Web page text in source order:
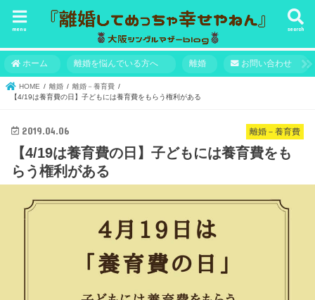
search
menu
ホーム 離婚を悩んでいる方へ 離婚 お問い合わせ
HOME 離婚
離婚－養育費
【4/19は養育費の日】子どもには養育費をもらう権利がある
離婚－養育費
2019.04.06
【4/19は養育費の日】子どもには養育費をも
らう権利がある